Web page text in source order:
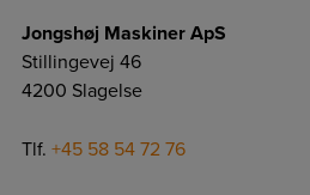
Jongshøj Maskiner ApS
Stillingevej 46
4200 Slagelse
Tlf. +45 58 54 72 76